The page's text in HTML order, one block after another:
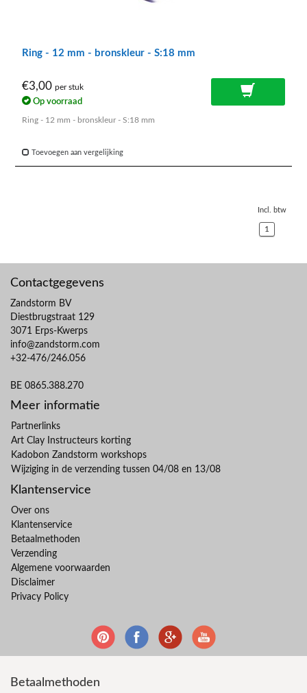
Ring - 12 mm - bronskleur - S:18 mm
€3,00 per stuk
Op voorraad
Ring - 12 mm - bronskleur - S:18 mm
Toevoegen aan vergelijking
Incl. btw
1
Contactgegevens
Zandstorm BV
Diestbrugstraat 129
3071 Erps-Kwerps
info@zandstorm.com
+32-476/246.056
BE 0865.388.270
Meer informatie
Partnerlinks
Art Clay Instructeurs korting
Kadobon Zandstorm workshops
Wijziging in de verzending tussen 04/08 en 13/08
Klantenservice
Over ons
Klantenservice
Betaalmethoden
Verzending
Algemene voorwaarden
Disclaimer
Privacy Policy
Betaalmethoden